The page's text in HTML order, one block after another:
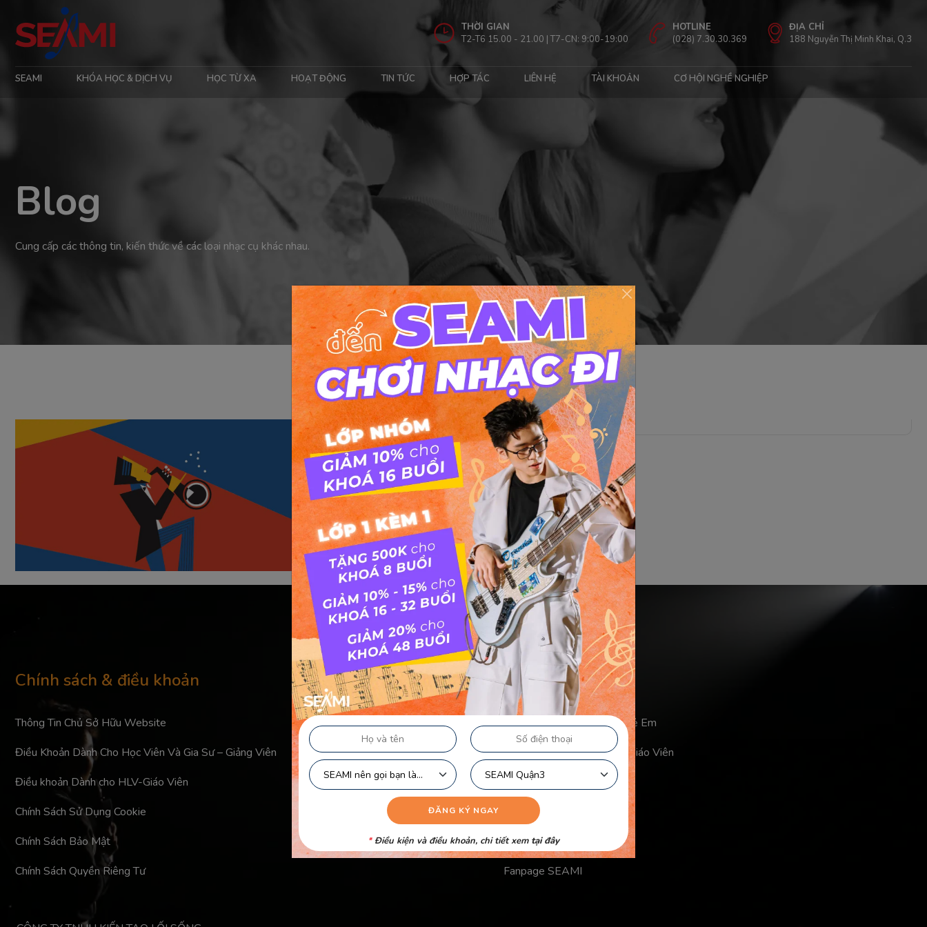
THỜI GIAN
T2-T6 15.00 - 21.00 | T7-CN: 9:00-19:00
HOTLINE
(028) 7.30.30.369
ĐỊA CHỈ
188 Nguyễn Thị Minh Khai, Q.3
SEAMI KHÓA HỌC & DỊCH VỤ HỌC TỪ XA HOẠT ĐỘNG TIN TỨC HỢP TÁC LIÊN HỆ TÀI KHOẢN CƠ HỘI NGHỀ NGHIỆP
Blog
Cung cấp các thông tin, kiến thức về các loại nhạc cụ khác nhau.
Hợp âm jazz
HỢP ÂM JAZZ LÀ GÌ?
Jazz là một dòng nhạc xuất xứ từ Mỹ được phát
triển từ nhạc Blues của người da đen. Ngày nay, dòng
nhạc Jazz đã phát triển không ngừng từ Standard
Jazz, Bebop cho đến Fusion Jazz. Dòng nhạc này
phát triển tới nỗi nó đã trở thành một trường...
Chính sách & điều khoản
Thông Tin Chủ Sở Hữu Website
Điều Khoản Dành Cho Học Viên Và Gia Sư – Giảng Viên
Điều khoản Dành cho HLV-Giáo Viên
Chính Sách Sử Dụng Cookie
Chính Sách Bảo Mật
Chính Sách Quyền Riêng Tư
Liên kết nhanh
Chính Sách Bảo Mật Của Trẻ Em
Chính Sách Công Khai Của Giáo Viên
Điều Khoản Logo
Video Học Viên
Danh Sách Giáo Viên
Fanpage SEAMI
*Điều kiện và điều khoản, chi tiết xem tại đây